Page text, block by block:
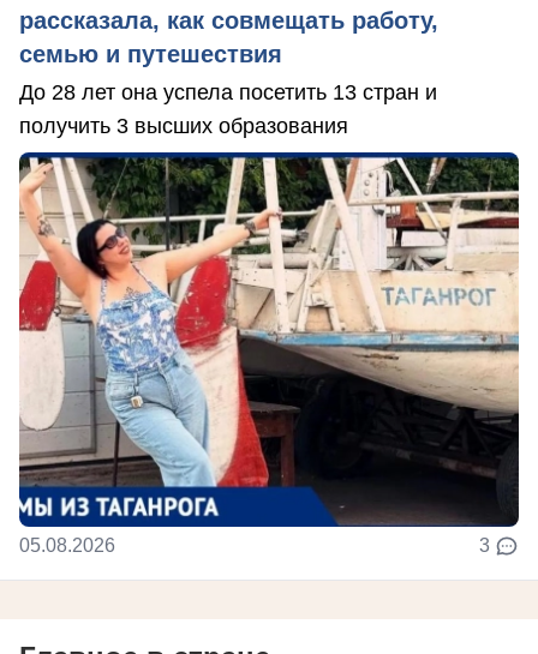
рассказала, как совмещать работу,
семью и путешествия
До 28 лет она успела посетить 13 стран и
получить 3 высших образования
05.08.2026 3